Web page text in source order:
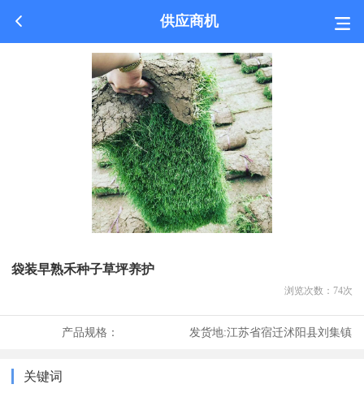
供应商机
袋装早熟禾种子草坪养护
浏览次数： 74次
产品规格： 发货地:江苏省宿迁沭阳县刘集镇
关键词